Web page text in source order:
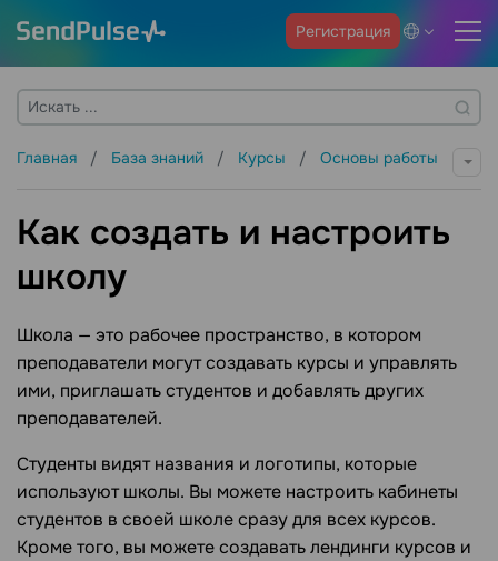
Регистрация
Главная База знаний Курсы Основы работы
Как создать и настроить
школу
Школа — это рабочее пространство, в котором
преподаватели могут создавать курсы и управлять
ими, приглашать студентов и добавлять других
преподавателей.
Студенты видят названия и логотипы, которые
используют школы. Вы можете настроить кабинеты
студентов в своей школе сразу для всех курсов.
Кроме того, вы можете создавать лендинги курсов и